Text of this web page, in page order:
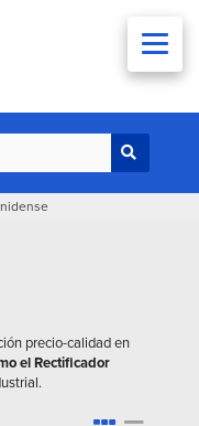
precio-calidad en
el Rectificador